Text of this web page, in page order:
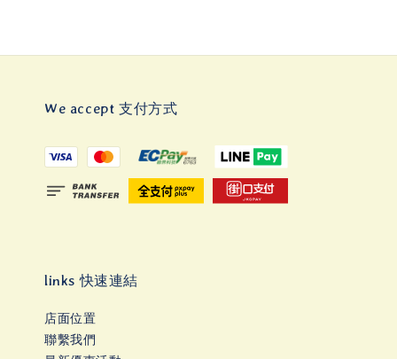
We accept 支付方式
links 快速連結
店面位置
聯繫我們